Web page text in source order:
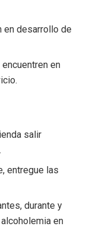
en desarrollo de
en
salir
entregue las
durante y
en